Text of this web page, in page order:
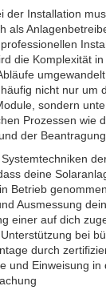
der Installation
als
die Komplexität
nicht nur um
sondern
Prozessen wie
der
deine
Betrieb
Ausmessung
einer auf dich
bei
durch
und Einweisung in